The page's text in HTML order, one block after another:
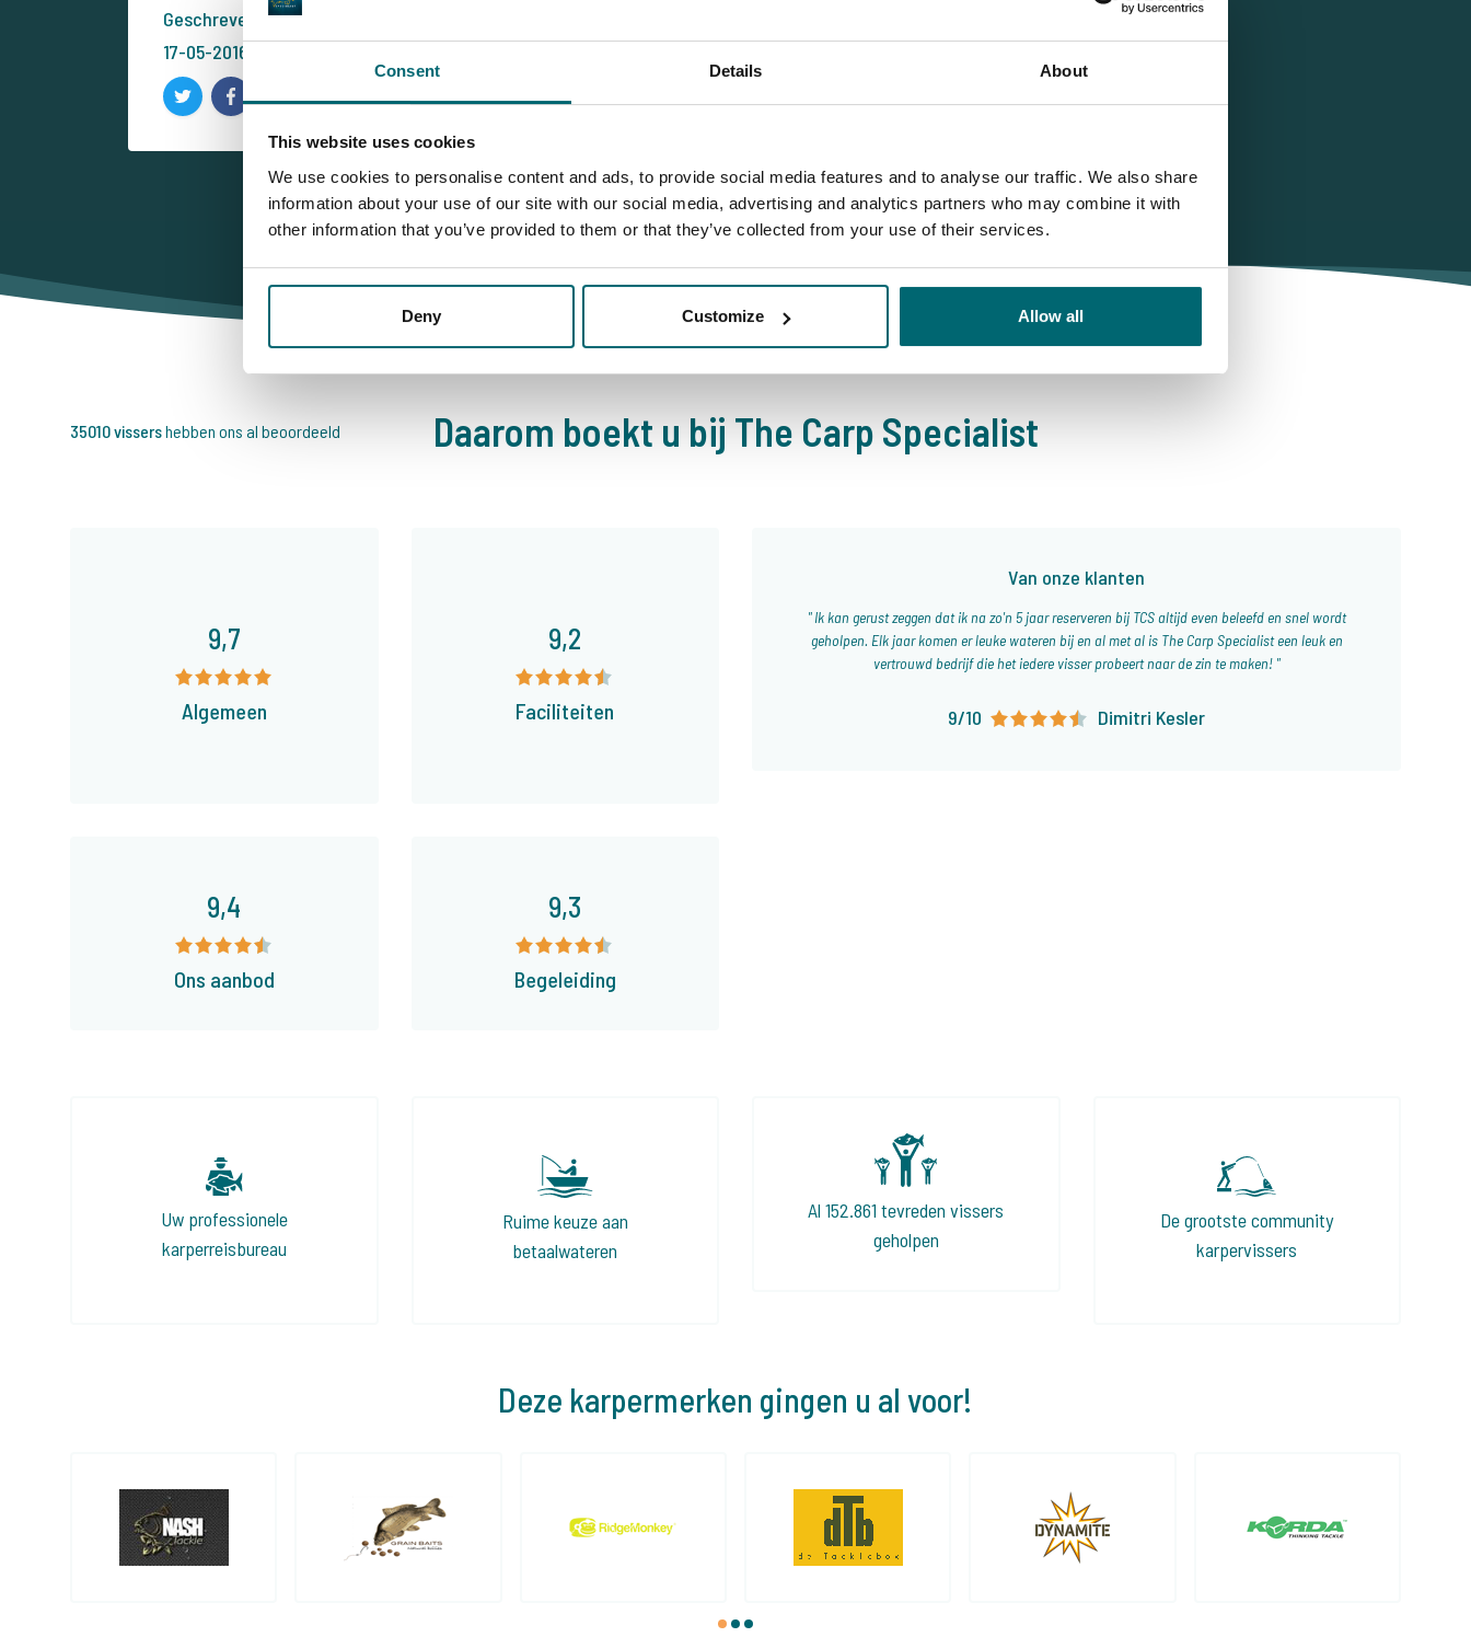
Consent Details About
This website uses cookies
We use cookies to personalise content and ads, to provide social media features and to analyse our traffic. We also share
information about your use of our site with our social media, advertising and analytics partners who may combine it with
other information that you’ve provided to them or that they’ve collected from your use of their services.
Deny Customize Allow all
Geschreven door: Bas van Klaveren
17-05-2016
Daarom boekt u bij The Carp Specialist
35010 vissershebben ons al beoordeeld
9,7
Algemeen
9,2
Faciliteiten
Van onze klanten
Ik kan gerust zeggen dat ik na zo'n 5 jaar reserveren bij TCS altijd even beleefd en snel wordt
geholpen. Elk jaar komen er leuke wateren bij en al met al is The Carp Specialist een leuk en
vertrouwd bedrijf die het iedere visser probeert naar de zin te maken!
9/10 Dimitri Kesler
9,4
Ons aanbod
9,3
Begeleiding
Uw professionele
karperreisbureau
Ruime keuze aan
betaalwateren
Al 152.861 tevreden vissers
geholpen
De grootste community
karpervissers
Deze karpermerken gingen u al voor!
1 2 3